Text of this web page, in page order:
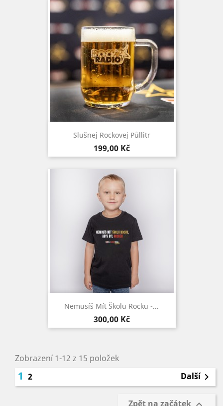
Slušnej Rockovej Půllitr
Cena
199,00 Kč
Nemusíš Mít Školu Rocku -...
Cena
300,00 Kč
Zobrazení 1-12 z 15 položek
1 2 Další
Zpět na začátek